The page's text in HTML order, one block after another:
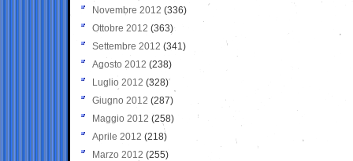
Novembre 2012 (336)
Ottobre 2012 (363)
Settembre 2012 (341)
Agosto 2012 (238)
Luglio 2012 (328)
Giugno 2012 (287)
Maggio 2012 (258)
Aprile 2012 (218)
Marzo 2012 (255)